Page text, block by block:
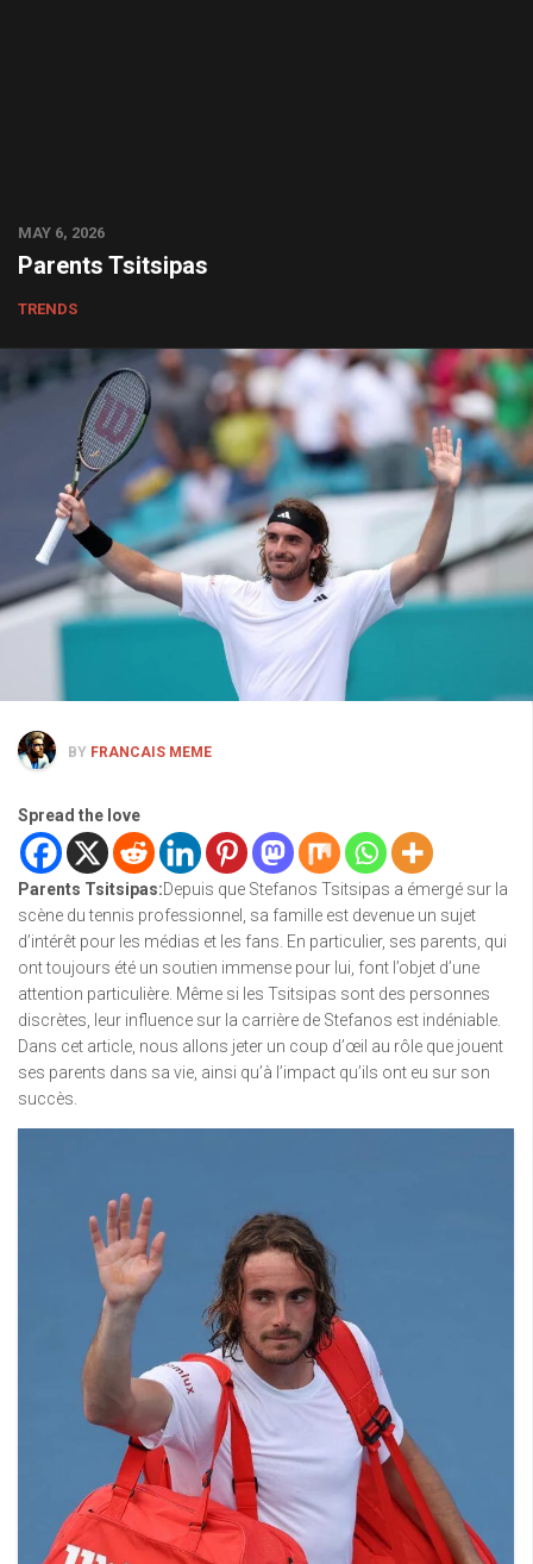
MAY 6, 2026
Parents Tsitsipas
TRENDS
BY FRANCAIS MEME
Spread the love
Parents Tsitsipas:Depuis que Stefanos Tsitsipas a émergé sur la
scène du tennis professionnel, sa famille est devenue un sujet
d’intérêt pour les médias et les fans. En particulier, ses parents, qui
ont toujours été un soutien immense pour lui, font l’objet d’une
attention particulière. Même si les Tsitsipas sont des personnes
discrètes, leur influence sur la carrière de Stefanos est indéniable.
Dans cet article, nous allons jeter un coup d’œil au rôle que jouent
ses parents dans sa vie, ainsi qu’à l’impact qu’ils ont eu sur son
succès.